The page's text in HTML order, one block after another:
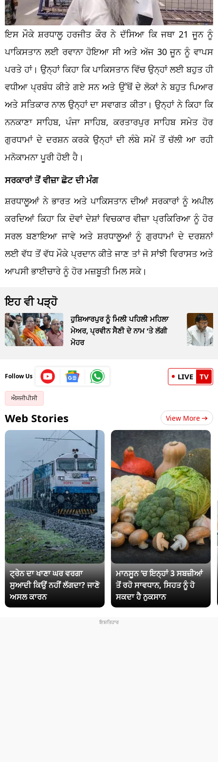
ਇਸ ਮੌਕੇ ਸ਼ਰਧਾਲੂ ਹਰਜੀਤ ਕੌਰ ਨੇ ਦੱਸਿਆ ਕਿ ਜਥਾ 21 ਜੂਨ ਨੂੰ
ਪਾਕਿਸਤਾਨ ਲਈ ਰਵਾਨਾ ਹੋਇਆ ਸੀ ਅਤੇ ਅੱਜ 30 ਜੂਨ ਨੂੰ ਵਾਪਸ
ਪਰਤੇ ਹਾਂ। ਉਨ੍ਹਾਂ ਕਿਹਾ ਕਿ ਪਾਕਿਸਤਾਨ ਵਿੱਚ ਉਨ੍ਹਾਂ ਲਈ ਬਹੁਤ ਹੀ
ਵਧੀਆ ਪ੍ਰਬੰਧ ਕੀਤੇ ਗਏ ਸਨ ਅਤੇ ਉੱਥੋਂ ਦੇ ਲੋਕਾਂ ਨੇ ਬਹੁਤ ਪਿਆਰ
ਅਤੇ ਸਤਿਕਾਰ ਨਾਲ ਉਨ੍ਹਾਂ ਦਾ ਸਵਾਗਤ ਕੀਤਾ। ਉਨ੍ਹਾਂ ਨੇ ਕਿਹਾ ਕਿ
ਨਨਕਾਣਾ ਸਾਹਿਬ, ਪੰਜਾ ਸਾਹਿਬ, ਕਰਤਾਰਪੁਰ ਸਾਹਿਬ ਸਮੇਤ ਹੋਰ
ਗੁਰਧਾਮਾਂ ਦੇ ਦਰਸ਼ਨ ਕਰਕੇ ਉਨ੍ਹਾਂ ਦੀ ਲੰਬੇ ਸਮੇਂ ਤੋਂ ਚੱਲੀ ਆ ਰਹੀ
ਮਨੋਕਾਮਨਾ ਪੂਰੀ ਹੋਈ ਹੈ।
ਸਰਕਾਰਾਂ ਤੋਂ ਵੀਜ਼ਾ ਛੋਟ ਦੀ ਮੰਗ
ਸ਼ਰਧਾਲੂਆਂ ਨੇ ਭਾਰਤ ਅਤੇ ਪਾਕਿਸਤਾਨ ਦੀਆਂ ਸਰਕਾਰਾਂ ਨੂੰ ਅਪੀਲ
ਕਰਦਿਆਂ ਕਿਹਾ ਕਿ ਦੋਵਾਂ ਦੇਸ਼ਾਂ ਵਿਚਕਾਰ ਵੀਜ਼ਾ ਪ੍ਰਕਿਰਿਆ ਨੂੰ ਹੋਰ
ਸਰਲ ਬਣਾਇਆ ਜਾਵੇ ਅਤੇ ਸ਼ਰਧਾਲੂਆਂ ਨੂੰ ਗੁਰਧਾਮਾਂ ਦੇ ਦਰਸ਼ਨਾਂ
ਲਈ ਵੱਧ ਤੋਂ ਵੱਧ ਮੌਕੇ ਪ੍ਰਦਾਨ ਕੀਤੇ ਜਾਣ ਤਾਂ ਜੋ ਸਾਂਝੀ ਵਿਰਾਸਤ ਅਤੇ
ਆਪਸੀ ਭਾਈਚਾਰੇ ਨੂੰ ਹੋਰ ਮਜ਼ਬੂਤੀ ਮਿਲ ਸਕੇ।
ਇਹ ਵੀ ਪੜ੍ਹੋ
ਹੁਸ਼ਿਆਰਪੁਰ ਨੂੰ ਮਿਲੀ ਪਹਿਲੀ ਮਹਿਲਾ
ਮੇਅਰ, ਪ੍ਰਵੀਨ ਸੈਣੀ ਦੇ ਨਾਮ 'ਤੇ ਲੱਗੀ
ਮੋਹਰ
Follow Us LIVE TV
ਐਸਜੀਪੀਸੀ
Web Stories View More
ਟ੍ਰੇਨ ਦਾ ਖਾਣਾ ਘਰ ਵਰਗਾ
ਸੁਆਦੀ ਕਿਉਂ ਨਹੀਂ ਲੱਗਦਾ? ਜਾਣੋ
ਅਸਲ ਕਾਰਨ
ਮਾਨਸੂਨ ‘ਚ ਇਨ੍ਹਾਂ 3 ਸਬਜ਼ੀਆਂ
ਤੋਂ ਰਹੋ ਸਾਵਧਾਨ, ਸਿਹਤ ਨੂੰ ਹੋ
ਸਕਦਾ ਹੈ ਨੁਕਸਾਨ